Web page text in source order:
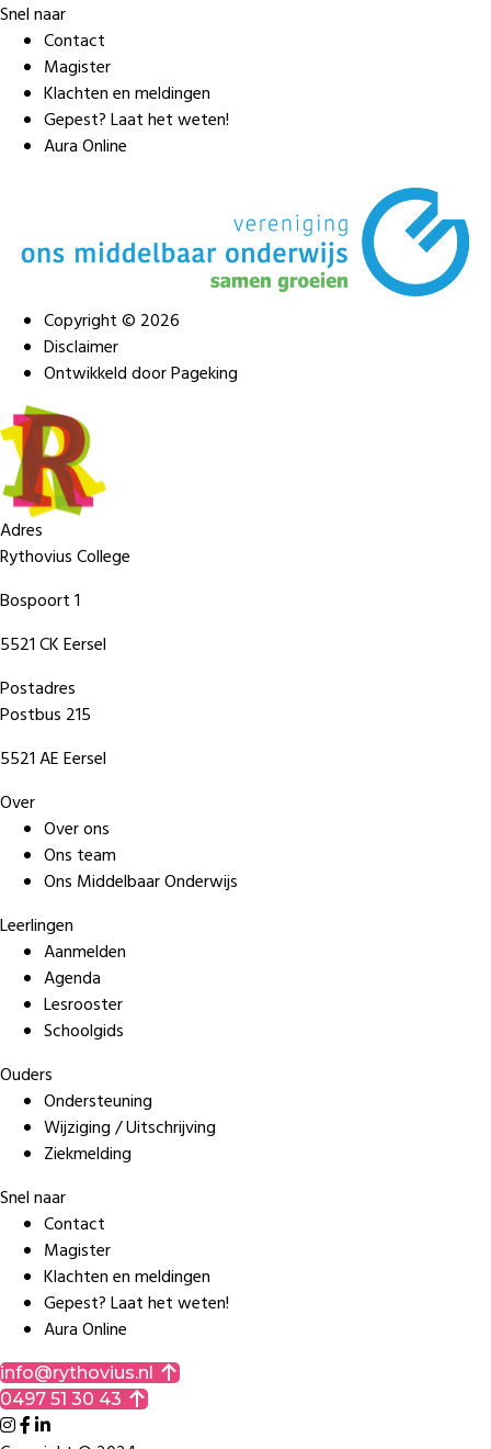
Snel naar
Contact
Magister
Klachten en meldingen
Gepest? Laat het weten!
Aura Online
Copyright © 2026
Disclaimer
Ontwikkeld door Pageking
Adres
Rythovius College
Bospoort 1
5521 CK Eersel
Postadres
Postbus 215
5521 AE Eersel
Over
Over ons
Ons team
Ons Middelbaar Onderwijs
Leerlingen
Aanmelden
Agenda
Lesrooster
Schoolgids
Ouders
Ondersteuning
Wijziging / Uitschrijving
Ziekmelding
Snel naar
Contact
Magister
Klachten en meldingen
Gepest? Laat het weten!
Aura Online
info@rythovius.nl
0497 51 30 43